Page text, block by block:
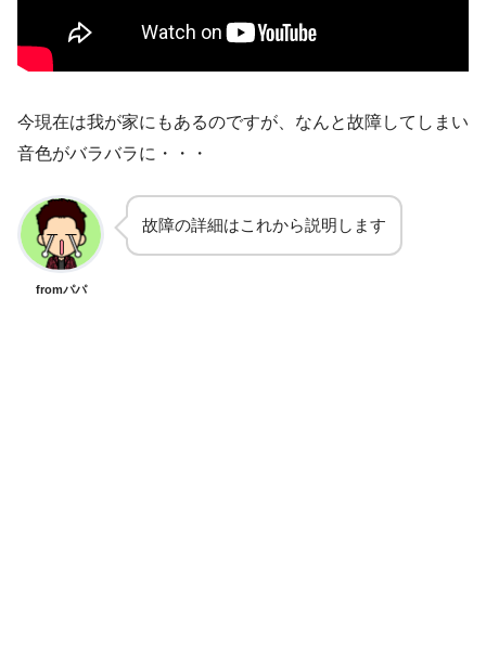
今現在は我が家にもあるのですが、なんと故障してしまい
音色がバラバラに・・・
fromパパ
故障の詳細はこれから説明します